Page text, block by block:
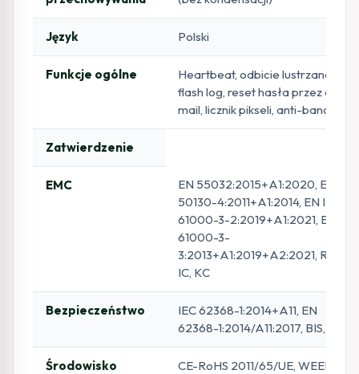
Język Polski
Funkcje ogólne
Heartbeat, odbicie lustrzane,
flash log, reset hasła przez e-
mail, licznik pikseli, anti-banding
Zatwierdzenie
EMC
EN 55032:2015+A1:2020, EN
50130-4:2011+A1:2014, EN IEC
61000-3-2:2019+A1:2021, EN
61000-3-
3:2013+A1:2019+A2:2021, RCM,
IC, KC
Bezpieczeństwo
IEC 62368-1:2014+A11, EN
62368-1:2014/A11:2017, BIS, LOA
Środowisko
CE-RoHS 2011/65/UE, WEEE